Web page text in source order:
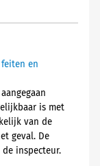
feiten en
is met
van de
geval. De
inspecteur.